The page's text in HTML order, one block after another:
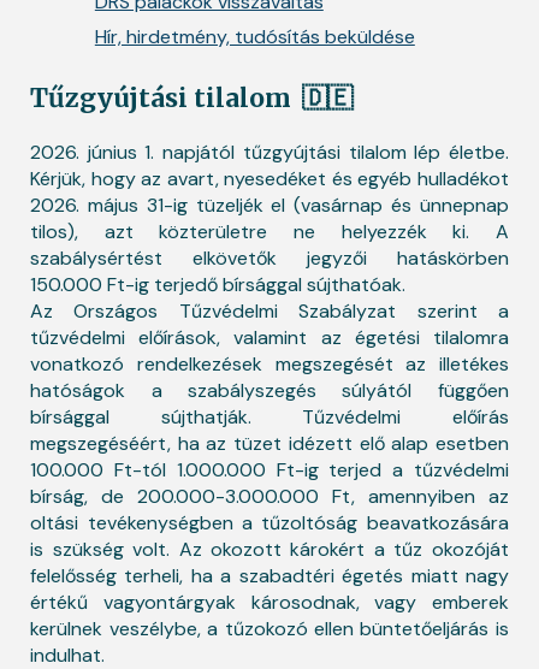
Hír, hirdetmény, tudósítás beküldése
Tűzgyújtási tilalom 🇩🇪
2026. június 1. napjától tűzgyújtási tilalom lép életbe.
Kérjük, hogy az avart, nyesedéket és egyéb hulladékot
2026. május 31-ig tüzeljék el (vasárnap és ünnepnap
tilos), azt közterületre ne helyezzék ki. A
szabálysértést elkövetők jegyzői hatáskörben
150.000 Ft-ig terjedő bírsággal sújthatóak.
Az Országos Tűzvédelmi Szabályzat szerint a
tűzvédelmi előírások, valamint az égetési tilalomra
vonatkozó rendelkezések megszegését az illetékes
hatóságok a szabályszegés súlyától függően
bírsággal sújthatják. Tűzvédelmi előírás
megszegéséért, ha az tüzet idézett elő alap esetben
100.000 Ft-tól 1.000.000 Ft-ig terjed a tűzvédelmi
bírság, de 200.000-3.000.000 Ft, amennyiben az
oltási tevékenységben a tűzoltóság beavatkozására
is szükség volt. Az okozott károkért a tűz okozóját
felelősség terheli, ha a szabadtéri égetés miatt nagy
értékű vagyontárgyak károsodnak, vagy emberek
kerülnek veszélybe, a tűzokozó ellen büntetőeljárás is
indulhat.